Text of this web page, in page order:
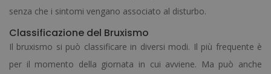
senza che i sintomi vengano associato al disturbo.
Classificazione del Bruxismo
Il bruxismo si può classificare in diversi modi. Il più frequente è
per il momento della giornata in cui avviene. Ma può anche